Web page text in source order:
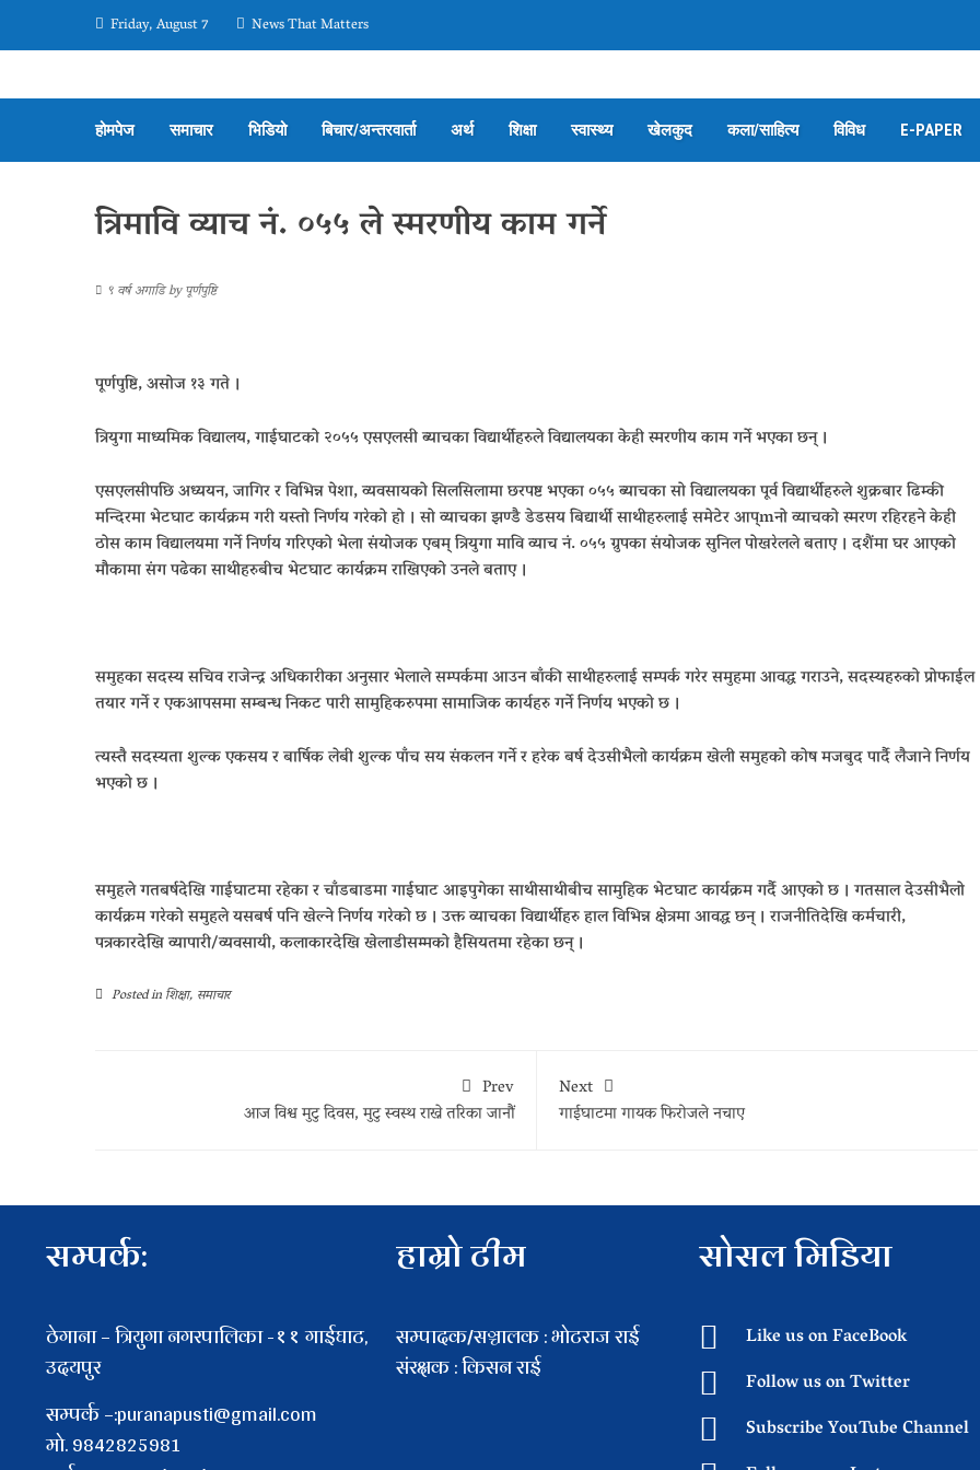
Friday, August 7 News That Matters
होमपेज समाचार भिडियो बिचार/अन्तरवार्ता अर्थ शिक्षा स्वास्थ्य खेलकुद कला/साहित्य विविध E-PAPER
त्रिमावि व्याच नं. ०५५ ले स्मरणीय काम गर्ने
९ वर्ष अगाडिbyपूर्णपुष्टि
पूर्णपुष्टि, असोज १३ गते ।
त्रियुगा माध्यमिक विद्यालय, गाईघाटको २०५५ एसएलसी ब्याचका विद्यार्थीहरुले विद्यालयका केही स्मरणीय काम गर्ने भएका छन् ।
एसएलसीपछि अध्ययन, जागिर र विभिन्न पेशा, व्यवसायको सिलसिलामा छरपष्ट भएका ०५५ ब्याचका सो विद्यालयका पूर्व विद्यार्थीहरुले शुक्रबार ढिम्की
मन्दिरमा भेटघाट कार्यक्रम गरी यस्तो निर्णय गरेको हो । सो व्याचका झण्डै डेडसय बिद्यार्थी साथीहरुलाई समेटेर आप्mनो व्याचको स्मरण रहिरहने केही
ठोस काम विद्यालयमा गर्ने निर्णय गरिएको भेला संयोजक एबम् त्रियुगा मावि व्याच नं. ०५५ ग्रुपका संयोजक सुनिल पोखरेलले बताए । दशैंमा घर आएको
मौकामा संग पढेका साथीहरुबीच भेटघाट कार्यक्रम राखिएको उनले बताए ।
समुहका सदस्य सचिव राजेन्द्र अधिकारीका अनुसार भेलाले सम्पर्कमा आउन बाँकी साथीहरुलाई सम्पर्क गरेर समुहमा आवद्ध गराउने, सदस्यहरुको प्रोफाईल
तयार गर्ने र एकआपसमा सम्बन्ध निकट पारी सामुहिकरुपमा सामाजिक कार्यहरु गर्ने निर्णय भएको छ ।
त्यस्तै सदस्यता शुल्क एकसय र बार्षिक लेबी शुल्क पाँच सय संकलन गर्ने र हरेक बर्ष देउसीभैलो कार्यक्रम खेली समुहको कोष मजबुद पार्दै लैजाने निर्णय
भएको छ ।
समुहले गतबर्षदेखि गाईघाटमा रहेका र चाँडबाडमा गाईघाट आइपुगेका साथीसाथीबीच सामुहिक भेटघाट कार्यक्रम गर्दै आएको छ । गतसाल देउसीभैलो
कार्यक्रम गरेको समुहले यसबर्ष पनि खेल्ने निर्णय गरेको छ । उक्त व्याचका विद्यार्थीहरु हाल विभिन्न क्षेत्रमा आवद्ध छन् । राजनीतिदेखि कर्मचारी,
पत्रकारदेखि व्यापारी/व्यवसायी, कलाकारदेखि खेलाडीसम्मको हैसियतमा रहेका छन् ।
Posted inशिक्षा, समाचार
Prev
आज विश्व मुटु दिवस, मुटु स्वस्थ राख्ने तरिका जानौं
Next
गाईघाटमा गायक फिरोजले नचाए
सम्पर्क:
ठेगाना – त्रियुगा नगरपालिका -११ गाईघाट,
उदयपुर
सम्पर्क –:puranapusti@gmail.com
माे. 9842825981
हाम्रो टीम
सम्पादक/सञ्चालक : भाेटराज राई
संरक्षक : किसन राई
सोसल मिडिया
Like us on FaceBook
Follow us on Twitter
Subscribe YouTube Channel